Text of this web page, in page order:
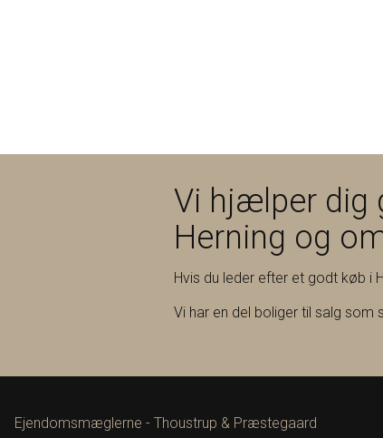
Vi hjælper dig
Herning og
Hvis du leder efter et godt køb i
Vi har en del boliger til salg som
Ejendomsmæglerne - Thoustrup & Præstegaard